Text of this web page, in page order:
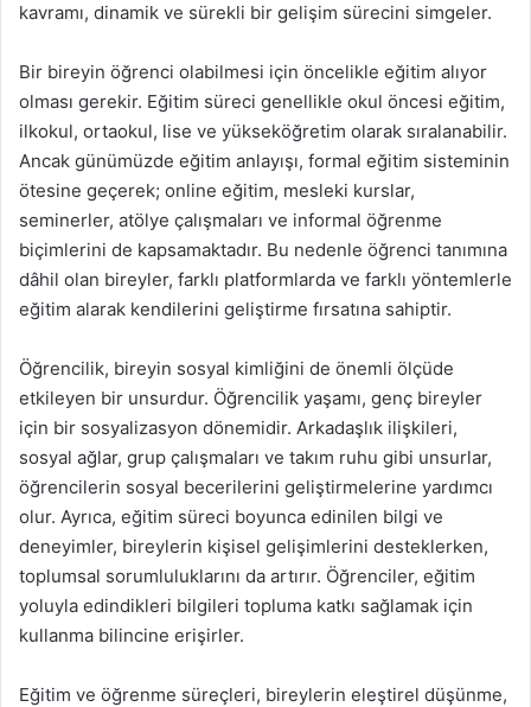
kavramı, dinamik ve sürekli bir gelişim sürecini simgeler.
Bir bireyin öğrenci olabilmesi için öncelikle eğitim alıyor
olması gerekir. Eğitim süreci genellikle okul öncesi eğitim,
ilkokul, ortaokul, lise ve yükseköğretim olarak sıralanabilir.
Ancak günümüzde eğitim anlayışı, formal eğitim sisteminin
ötesine geçerek; online eğitim, mesleki kurslar,
seminerler, atölye çalışmaları ve informal öğrenme
biçimlerini de kapsamaktadır. Bu nedenle öğrenci tanımına
dâhil olan bireyler, farklı platformlarda ve farklı yöntemlerle
eğitim alarak kendilerini geliştirme fırsatına sahiptir.
Öğrencilik, bireyin sosyal kimliğini de önemli ölçüde
etkileyen bir unsurdur. Öğrencilik yaşamı, genç bireyler
için bir sosyalizasyon dönemidir. Arkadaşlık ilişkileri,
sosyal ağlar, grup çalışmaları ve takım ruhu gibi unsurlar,
öğrencilerin sosyal becerilerini geliştirmelerine yardımcı
olur. Ayrıca, eğitim süreci boyunca edinilen bilgi ve
deneyimler, bireylerin kişisel gelişimlerini desteklerken,
toplumsal sorumluluklarını da artırır. Öğrenciler, eğitim
yoluyla edindikleri bilgileri topluma katkı sağlamak için
kullanma bilincine erişirler.
Eğitim ve öğrenme süreçleri, bireylerin eleştirel düşünme,